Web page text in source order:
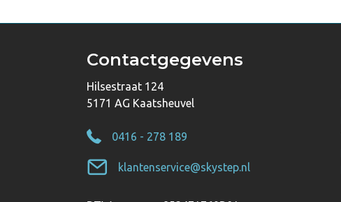
Contactgegevens
Hilsestraat 124
5171 AG Kaatsheuvel
0416 - 278 189
klantenservice@skystep.nl